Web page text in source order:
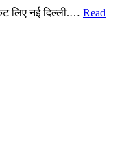
लिए नई दिल्ली.… Read